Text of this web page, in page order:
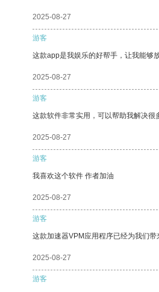
2025-08-27
游客
这款app是我娱乐的好帮手，让我能够
2025-08-27
游客
这款软件非常实用，可以帮助我解决很
2025-08-27
游客
我喜欢这个软件 作者加油
2025-08-27
游客
这款加速器VPM应用程序已经为我们
2025-08-27
游客